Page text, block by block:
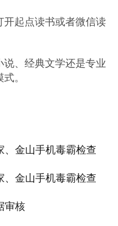
起点读书或者微信读
、经典文学还是专业
。
、金山手机毒霸检查
、金山手机毒霸检查
审核